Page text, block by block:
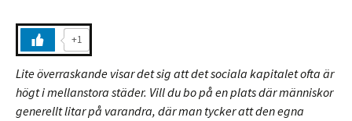
+1
Lite överraskande visar det sig att det sociala kapitalet ofta är
högt i mellanstora städer. Vill du bo på en plats där människor
generellt litar på varandra, där man tycker att den egna